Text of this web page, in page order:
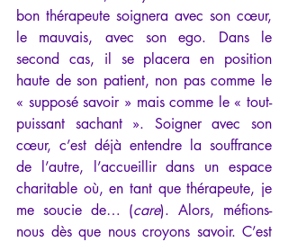
bon thérapeute soignera avec son cœur,
le mauvais, avec son ego. Dans le
second cas, il se placera en position
haute de son patient, non pas comme le
« supposé savoir » mais comme le « tout-
puissant sachant ». Soigner avec son
cœur, c’est déjà entendre la souffrance
de l’autre, l’accueillir dans un espace
charitable où, en tant que thérapeute, je
me soucie de… (care). Alors, méfions-
nous dès que nous croyons savoir. C’est